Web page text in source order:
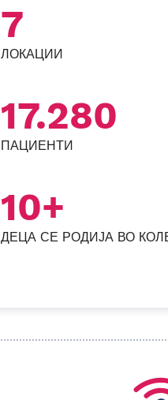
7
ЛОКАЦИИ
25.056
ПАЦИЕНТИ
10+
ДЕЦА СЕ РОДИЈА ВО